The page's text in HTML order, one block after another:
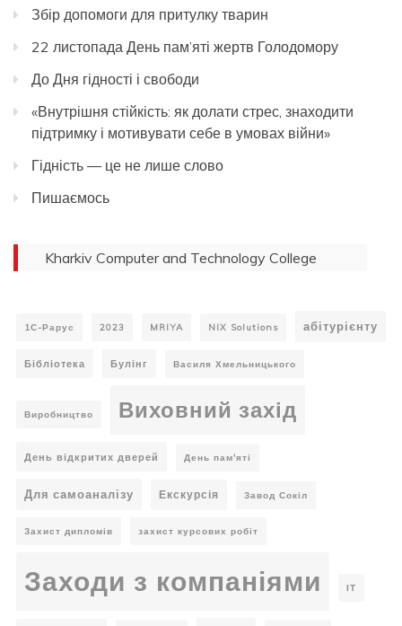
Збір допомоги для притулку тварин
22 листопада День пам’яті жертв Голодомору
До Дня гідності і свободи
«Внутрішня стійкість: як долати стрес, знаходити
підтримку і мотивувати себе в умовах війни»
Гідність — це не лише слово
Пишаємось
Kharkiv Computer and Technology College
1С-Рарус 2023 MRIYA NIX Solutions абітурієнту
Бібліотека Булінг Василя Хмельницького
Виробництво Виховний захід
День відкритих дверей День пам'яті
Для самоаналізу Екскурсія Завод Сокіл
Захист дипломів захист курсових робіт
Заходи з компаніями ІТ